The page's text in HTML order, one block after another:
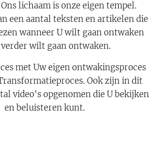
lichaam is onze eigen tempel.
een aantal teksten en artikelen die
wanneer U wilt gaan ontwaken
wilt gaan ontwaken.
met Uw eigen ontwakingsproces
Ook zijn in dit
video's opgenomen die U bekijken
en beluisteren kunt.